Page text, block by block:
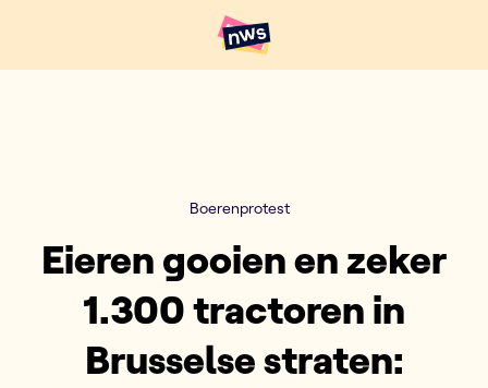
Hoofdpunten VRT NWS
Boerenprotest
Eieren gooien en zeker
1.300 tractoren in
Brusselse straten: